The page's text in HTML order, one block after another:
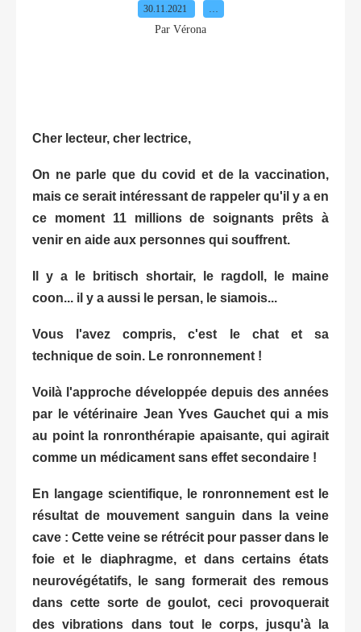
30.11.2021
Par Vérona
Cher lecteur, cher lectrice,
On ne parle que du covid et de la vaccination,
mais ce serait intéressant de rappeler qu'il y a en
ce moment 11 millions de soignants prêts à
venir en aide aux personnes qui souffrent.
Il y a le britisch shortair, le ragdoll, le maine
coon... il y a aussi le persan, le siamois...
Vous l'avez compris, c'est le chat et sa
technique de soin. Le ronronnement !
Voilà l'approche développée depuis des années
par le vétérinaire Jean Yves Gauchet qui a mis
au point la ronronthérapie apaisante, qui agirait
comme un médicament sans effet secondaire !
En langage scientifique, le ronronnement est le
résultat de mouvement sanguin dans la veine
cave : Cette veine se rétrécit pour passer dans le
foie et le diaphragme, et dans certains états
neurovégétatifs, le sang formerait des remous
dans cette sorte de goulot, ceci provoquerait
des vibrations dans tout le corps, jusqu'à la